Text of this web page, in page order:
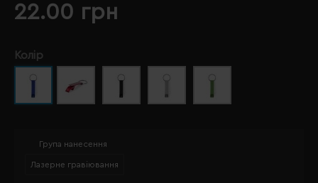
22.00 грн
Колір
Група нанесення
Лазерне гравіювання